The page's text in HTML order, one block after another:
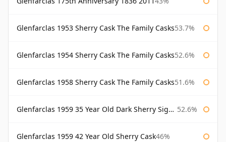
Glenfarclas 1953 Sherry Cask The Family Casks53.7%
Glenfarclas 1954 Sherry Cask The Family Casks52.6%
Glenfarclas 1958 Sherry Cask The Family Casks51.6%
Glenfarclas 1959 35 Year Old Dark Sherry Signatory 52.6%
Glenfarclas 1959 42 Year Old Sherry Cask46%